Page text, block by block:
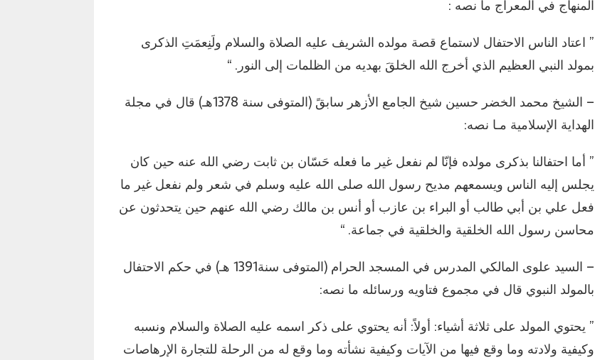
المنهاج في المعراج ما نصه :
” اعتاد الناس الاحتفال لاستماع قصة مولده الشريف عليه الصلاة والسلام ولَنِعمَتِ الذكرى
بمولد النبي العظيم الذي أخرج الله الخلقَ بهديه من الظلمات إلى النور. “
– الشيخ محمد الخضر حسين شيخ الجامع الأزهر سابقً (المتوفى سنة 1378هـ) قال في مجلة
الهداية الإسلامية مـا نصه:
” أما احتفالنا بذكرى مولده فإنّا لم نفعل غير ما فعله حَسّان بن ثابت رضي الله عنه حين كان
يجلس إليه الناس ويسمعهم مديح رسول الله صلى الله عليه وسلم في شعر ولم نفعل غير ما
فعل علي بن أبي طالب أو البراء بن عازب أو أنس بن مالك رضي الله عنهم حين يتحدثون عن
محاسن رسول الله الخلقية والخلقية في جماعة. “
– السيد علوى المالكي المدرس في المسجد الحرام (المتوفى سنة1391 هـ) في حكم الاحتفال
بالمولد النبوي قال في مجموع فتاويه ورسائله ما نصه:
” يحتوي المولد على ثلاثة أشياء: أولاً: أنه يحتوي على ذكر اسمه عليه الصلاة والسلام ونسبه
وكيفية ولادته وما وقع فيها من الآيات وكيفية نشأته وما وقع له من الرحلة للتجارة الإرهاصات